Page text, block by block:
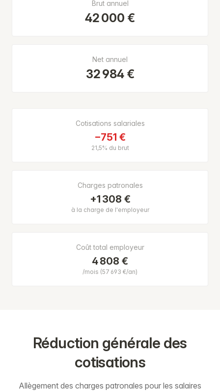
Brut annuel
42 000 €
Net annuel
32 984 €
Cotisations salariales
−751 €
21,5% du brut
Charges patronales
+1 308 €
à la charge de l'employeur
Coût total employeur
4 808 €
/mois (57 693 €/an)
Réduction générale des
cotisations
Allègement des charges patronales pour les salaires